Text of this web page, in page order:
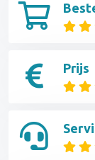
Prijs